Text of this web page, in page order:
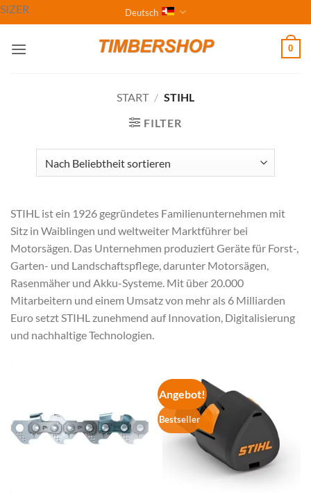
Zum
Inhalt
springen
Deutsch
0
START / STIHL
FILTER
STIHL ist ein 1926 gegründetes Familienunternehmen mit
Sitz in Waiblingen und weltweiter Marktführer bei
Motorsägen. Das Unternehmen produziert Geräte für Forst-,
Garten- und Landschaftspflege, darunter Motorsägen,
Rasenmäher und Akku-Systeme. Mit über 20.000
Mitarbeitern und einem Umsatz von mehr als 6 Milliarden
Euro setzt STIHL zunehmend auf Innovation, Digitalisierung
und nachhaltige Technologien.
Angebot!
Bestseller
SIZER